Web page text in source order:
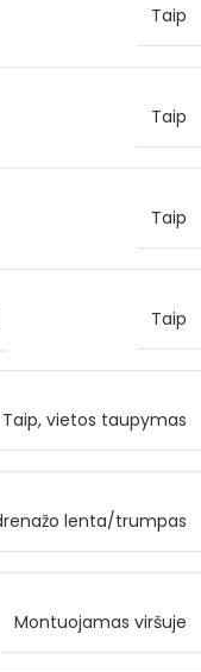
Taip
Taip
Taip
Taip
Taip, vietos taupymas
lenta/trumpas
Montuojamas viršuje